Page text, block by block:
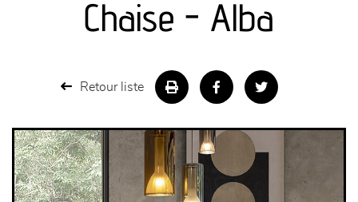
meubles de complément
literie
Chaise - Alba
Retour liste